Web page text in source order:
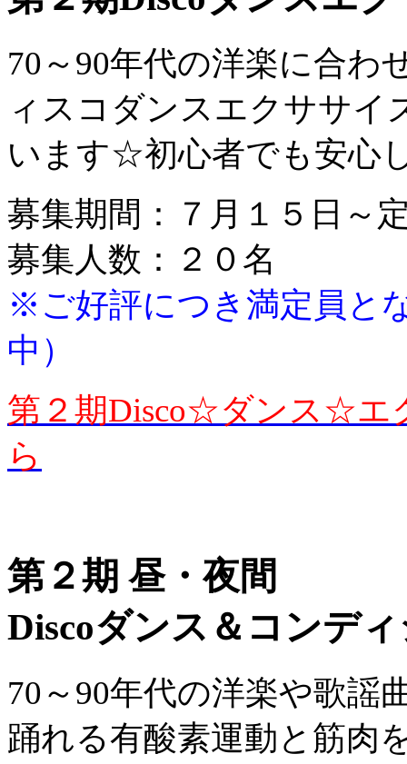
70～90年代の洋楽に合わ
ィスコダンスエクササイ
います☆初心者でも安心
募集期間：７月１５日～
募集人数：２０名
※ご好評につき満定員と
中）
第２期Disco☆ダンス☆エ
ら
第２期 昼・夜間
Discoダンス＆コンデ
70～90年代の洋楽や歌謡
踊れる有酸素運動と筋肉